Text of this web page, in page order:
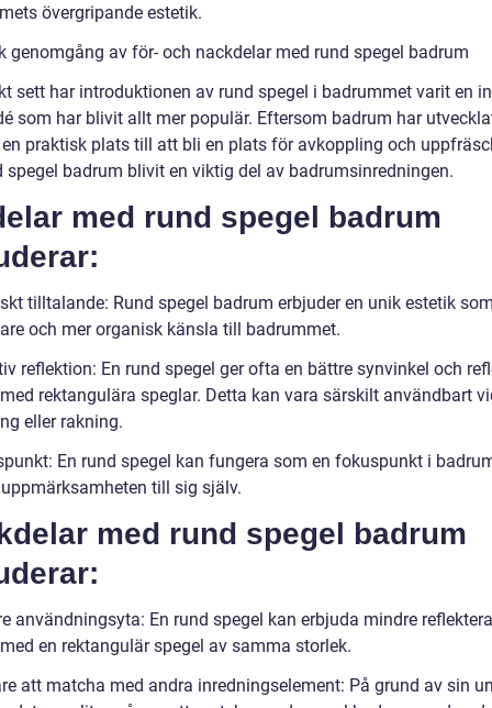
övergripande estetik.
genomgång av för- och nackdelar med rund spegel badrum
sett har introduktionen av rund spegel i badrummet varit en
som har blivit allt mer populär. Eftersom badrum har
praktisk plats till att bli en plats för avkoppling och
spegel badrum blivit en viktig del av badrumsinredningen.
med rund spegel badrum
tilltalande: Rund spegel badrum erbjuder en unik estetik
och mer organisk känsla till badrummet.
reflektion: En rund spegel ger ofta en bättre synvinkel och
rektangulära speglar. Detta kan vara särskilt användbart
eller rakning.
En rund spegel kan fungera som en fokuspunkt i
till sig själv.
med rund spegel badrum
användningsyta: En rund spegel kan erbjuda mindre
en rektangulär spegel av samma storlek.
att matcha med andra inredningselement: På grund av sin